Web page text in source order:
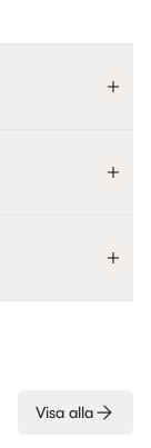
Visa alla